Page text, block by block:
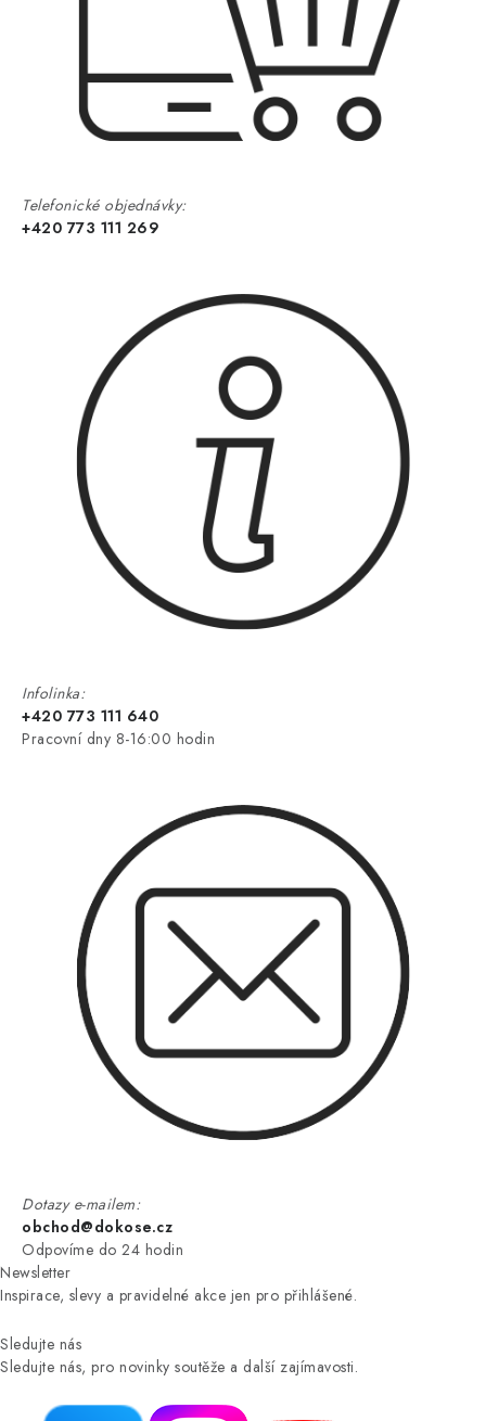
Telefonické objednávky:
+420 773 111 269
Infolinka:
+420 773 111 640
Pracovní dny 8-16:00 hodin
Dotazy e-mailem:
obchod@dokose.cz
Odpovíme do 24 hodin
Newsletter
Inspirace, slevy a pravidelné akce jen pro přihlášené.
Sledujte nás
Sledujte nás, pro novinky soutěže a další zajímavosti.